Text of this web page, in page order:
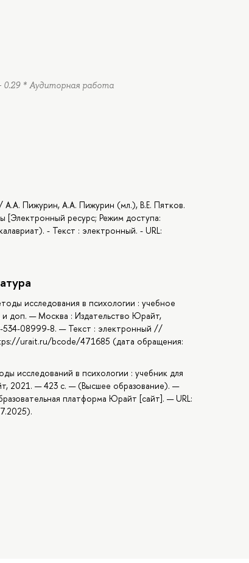
* Аудиторная работа
Пижурин, А.А. Пижурин (мл.), В.Е. Пятков.
ресурс; Режим доступа:
- Текст : электронный. - URL:
исследования в психологии : учебное
доп. — Москва : Издательство Юрайт,
534-08999-8. — Текст : электронный //
urait.ru/bcode/471685 (дата обращения:
исследований в психологии : учебник для
2021. — 423 с. — (Высшее образование). —
платформа Юрайт [сайт]. — URL: